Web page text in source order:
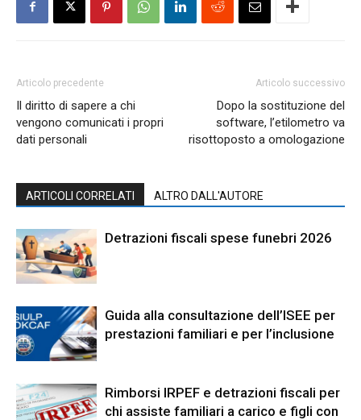
Articolo precedente
Il diritto di sapere a chi
vengono comunicati i propri
dati personali
Articolo successivo
Dopo la sostituzione del
software, l’etilometro va
risottoposto a omologazione
ARTICOLI CORRELATI ALTRO DALL'AUTORE
Detrazioni fiscali spese funebri 2026
Guida alla consultazione dell’ISEE per
prestazioni familiari e per l’inclusione
Rimborsi IRPEF e detrazioni fiscali per
chi assiste familiari a carico e figli con